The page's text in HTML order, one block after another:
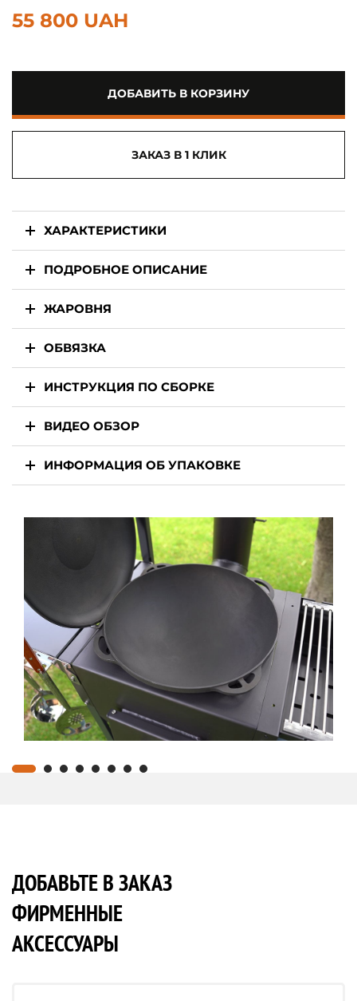
55 800 UAH
ДОБАВИТЬ В КОРЗИНУ
ЗАКАЗ В 1 КЛИК
ХАРАКТЕРИСТИКИ
ПОДРОБНОЕ ОПИСАНИЕ
ЖАРОВНЯ
ОБВЯЗКА
ИНСТРУКЦИЯ ПО СБОРКЕ
ВИДЕО ОБЗОР
ИНФОРМАЦИЯ ОБ УПАКОВКЕ
ДОБАВЬТЕ В ЗАКАЗ
ФИРМЕННЫЕ
АКСЕССУАРЫ